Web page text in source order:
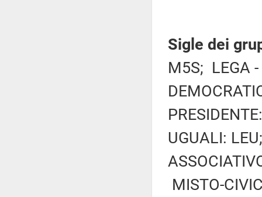
Sigle dei
M5S; LEGA -
UGUALI:
MISTO-